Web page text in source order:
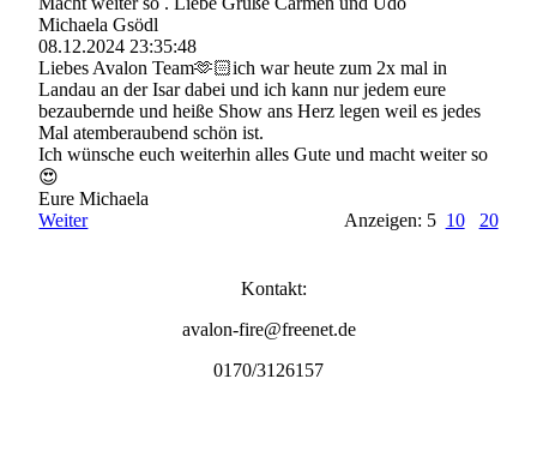
Michaela Gsödl
08.12.2024 23:35:48
Liebes Avalon Team🫶🏻ich war heute zum 2x mal in
Landau an der Isar dabei und ich kann nur jedem eure
bezaubernde und heiße Show ans Herz legen weil es jedes
Mal atemberaubend schön ist.
Ich wünsche euch weiterhin alles Gute und macht weiter so
😍
Eure Michaela
Weiter
Anzeigen: 5 10 20
Kontakt:
avalon-fire@freenet.de
0170/3126157